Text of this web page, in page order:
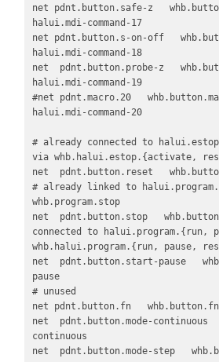
net pdnt.button.safe-z
halui.mdi-command-17
net pdnt.button.s-on-off
halui.mdi-command-18
net  pdnt.button.probe-z
halui.mdi-command-19
#net pdnt.macro.20
halui.mdi-command-20
# already connected to
via whb.halui.estop.{activate,
net  pdnt.button.reset
# already linked to
whb.program.stop
net  pdnt.button.stop
connected to halui.program.{run,
whb.halui.program.{run, pause,
net  pdnt.button.start-pause
pause
# unused
net pdnt.button.fn   whb.button.fn
net  pdnt.button.mode-continuous
continuous
net  pdnt.button.mode-step